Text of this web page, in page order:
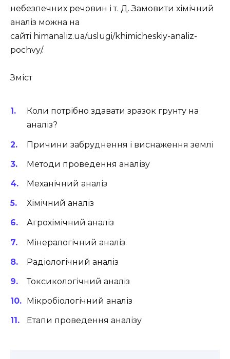
небезпечних речовин і т. Д. Замовити хімічний
аналіз можна на
сайті himanaliz.ua/uslugi/khimicheskiy-analiz-
pochvy/.
Зміст
Коли потрібно здавати зразок грунту на
аналіз?
Причини забруднення і виснаження землі
Методи проведення аналізу
Механічний аналіз
Хімічний аналіз
Агрохімічний аналіз
Мінералогічний аналіз
Радіологічний аналіз
Токсикологічний аналіз
Мікробіологічний аналіз
Етапи проведення аналізу